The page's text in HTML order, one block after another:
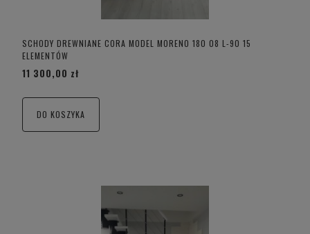
SCHODY DREWNIANE CORA MODEL MORENO 180 08 L-90 15
ELEMENTÓW
11 300,00 zł
DO KOSZYKA